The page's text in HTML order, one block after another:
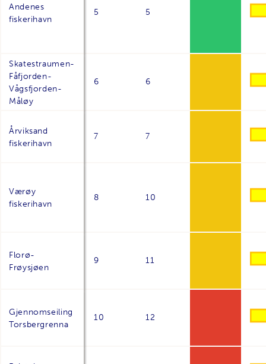
Andenes
fiskerihavn
5 5
Skatestraumen-
Fåfjorden-
Vågsfjorden-
Måløy
6 6
Årviksand
fiskerihavn
7 7
Værøy
fiskerihavn
8 10
Florø-
Frøysjøen
9 11
Gjennomseiling
Torsbergrenna
10 12